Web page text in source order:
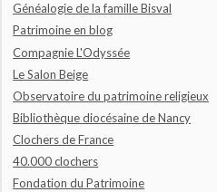
Généalogie de la famille Bisval
Patrimoine en blog
Compagnie L'Odyssée
Le Salon Beige
Observatoire du patrimoine religieux
Bibliothèque diocésaine de Nancy
Clochers de France
40.000 clochers
Fondation du Patrimoine